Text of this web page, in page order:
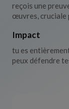
reçois une
œuvres, cruciale
Impact
tu es
peux défendre